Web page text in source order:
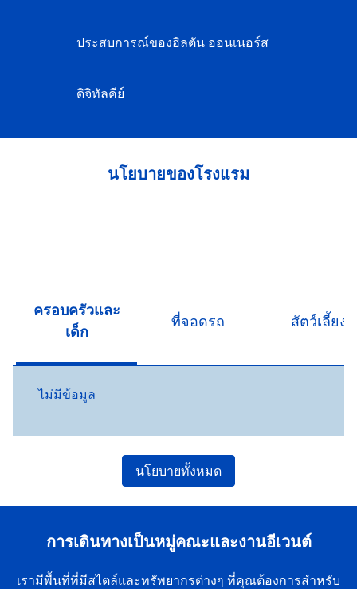
ประสบการณ์ของฮิลตัน ออนเนอร์ส
ดิจิทัลคีย์
นโยบายของโรงแรม
ครอบครัวและ
เด็ก
ที่จอดรถ สัตว์เลี้ยง
ไม่มีข้อมูล
นโยบายทั้งหมด
การเดินทางเป็นหมู่คณะและงานอีเวนต์
เรามีพื้นที่ที่มีสไตล์และทรัพยากรต่างๆ ที่คุณต้องการสําหรับ